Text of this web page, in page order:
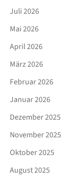
Juli 2026
Mai 2026
April 2026
März 2026
Februar 2026
Januar 2026
Dezember 2025
November 2025
Oktober 2025
August 2025